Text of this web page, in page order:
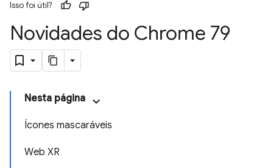
Isso foi útil?
Novidades do Chrome 79
Nesta página
Ícones mascaráveis
Web XR